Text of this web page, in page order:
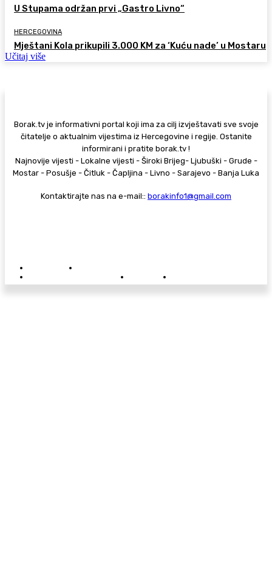
U Stupama održan prvi „Gastro Livno“
HERCEGOVINA
Mještani Kola prikupili 3.000 KM za ‘Kuću nade’ u Mostaru
Učitaj više
Borak.tv je informativni portal koji ima za cilj izvještavati sve svoje
čitatelje o aktualnim vijestima iz Hercegovine i regije. Ostanite
informirani i pratite borak.tv !
Najnovije vijesti - Lokalne vijesti - Široki Brijeg- Ljubuški - Grude -
Mostar - Posušje - Čitluk - Čapljina - Livno - Sarajevo - Banja Luka
Kontaktirajte nas na e-mail:: borakinfo1@gmail.com